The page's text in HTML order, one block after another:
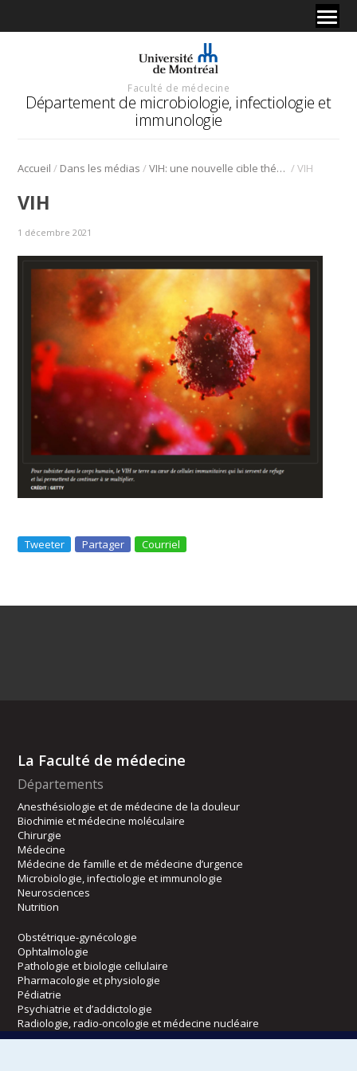
Faculté de médecine
Département de microbiologie, infectiologie et
immunologie
Accueil / Dans les médias / VIH: une nouvelle cible thérapeutique découverte /VIH
VIH
1 décembre 2021
Tweeter Partager Courriel
La Faculté de médecine
Départements
Anesthésiologie et de médecine de la douleur
Biochimie et médecine moléculaire
Chirurgie
Médecine
Médecine de famille et de médecine d’urgence
Microbiologie, infectiologie et immunologie
Neurosciences
Nutrition
Obstétrique-gynécologie
Ophtalmologie
Pathologie et biologie cellulaire
Pharmacologie et physiologie
Pédiatrie
Psychiatrie et d’addictologie
Radiologie, radio-oncologie et médecine nucléaire